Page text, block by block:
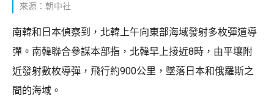
來源：朝中社
南韓和日本偵察到，北韓上午向東部海域發射多枚彈道導
彈。南韓聯合參謀本部指，北韓早上接近8時，由平壤附
近發射數枚導彈，飛行約900公里，墜落日本和俄羅斯之
間的海域。